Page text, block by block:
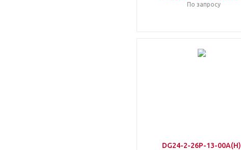
По запросу
DG24-2-26P-13-00A(H)